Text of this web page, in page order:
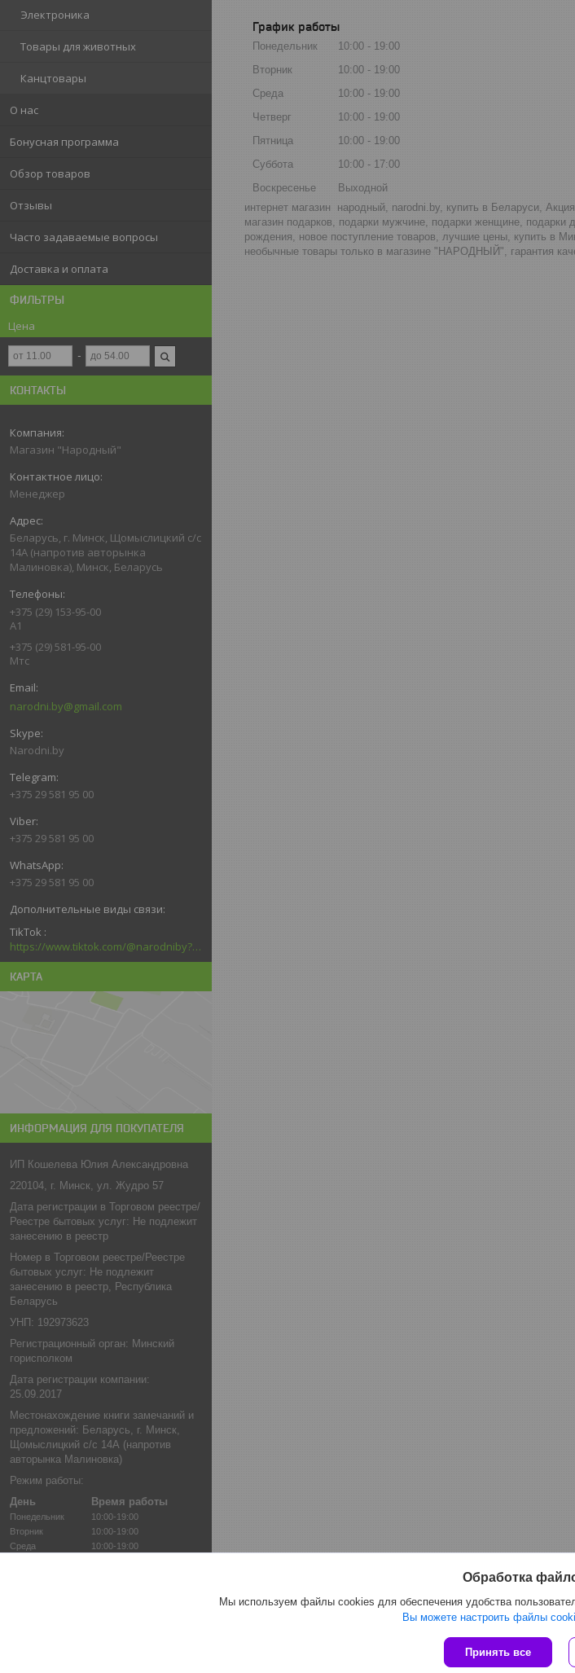
Электроника
Товары для животных
Канцтовары
О нас
Бонусная программа
Обзор товаров
Отзывы
Часто задаваемые вопросы
Доставка и оплата
ФИЛЬТРЫ
Цена
КОНТАКТЫ
Магазин "Народный"
Менеджер
Беларусь, г. Минск, Щомыслицкий с/с
14А (напротив авторынка
Малиновка), Минск, Беларусь
+375 (29) 153-95-00
А1
+375 (29) 581-95-00
Мтс
narodni.by@gmail.com
Narodni.by
+375 29 581 95 00
+375 29 581 95 00
+375 29 581 95 00
TikTok
https://www.tiktok.com/@narodniby?_d=secCgYIASAHKAESMgowNi2kqb6kACtPxDFMS5F6dRGTadF39Pc3n3jrlZxq6nMzJ6welMlNk6LtVvGLhTZ4GgA%3D&language=ru&sec_uid=MS4wLjABAAAAGNa8ssld7lkG8CrKEAd5LVQIDzxfLHVPgcTs5w61T8x5BHEa0P95Bf2YgAJrzrfu&sec_user_id=MS4wLjABAAAAGNa8ssl
КАРТА
ИНФОРМАЦИЯ ДЛЯ ПОКУПАТЕЛЯ
ИП Кошелева Юлия Александровна
220104, г. Минск, ул. Жудро 57
Дата регистрации в Торговом реестре/
Реестре бытовых услуг: Не подлежит
занесению в реестр
Номер в Торговом реестре/Реестре
бытовых услуг: Не подлежит
занесению в реестр, Республика
Беларусь
УНП: 192973623
Регистрационный орган: Минский
горисполком
Дата регистрации компании:
25.09.2017
Местонахождение книги замечаний и
предложений: Беларусь, г. Минск,
Щомыслицкий с/с 14А (напротив
авторынка Малиновка)
Режим работы:
День
Время работы
Понедельник
10:00-19:00
Вторник
10:00-19:00
Среда
10:00-19:00
График работы
Понедельник 10:00
19:00
Вторник
10:00
19:00
Среда
10:00
19:00
Четверг
10:00
19:00
Пятница
10:00
19:00
Суббота
10:00
17:00
Воскресенье
Выходной
интернет магазин народный, narodni.by, купить в Беларуси,
магазин подарков, подарки мужчине, подарки женщине,
рождения, новое поступление товаров, лучшие цены, купить в
необычные товары только в магазине "НАРОДНЫЙ", гарантия
Сайт создан на
Политика обработки
Обработка
Мы используем файлы cookies для обеспечения удобства
Вы можете настроить файлы
Принять все